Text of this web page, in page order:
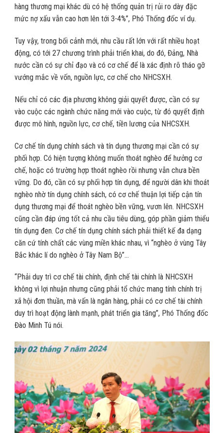
hàng thương mại khác dù có hệ thống quản trị rủi ro dày đặc
mức nợ xấu vẫn cao hơn lên tới 3-4%”, Phó Thống đốc ví dụ.
Tuy vậy, trong bối cảnh mới, nhu cầu rất lớn với rất nhiều hoạt
động, có tới 27 chương trình phải triển khai, do đó, Đảng, Nhà
nước cần có sự chỉ đạo và có cơ chế để là xác định rõ tháo gỡ
vướng mắc về vốn, nguồn lực, cơ chế cho NHCSXH.
Nếu chỉ có các địa phương không giải quyết được, cần có sự
vào cuộc các ngành chức năng mới vào cuộc, từ đó quyết định
được mô hình, nguồn lực, cơ chế, tiền lương của NHCSXH.
Cơ chế tín dụng chính sách và tín dụng thương mại cần có sự
phối hợp. Có hiện tượng không muốn thoát nghèo để hưởng cơ
chế, hoặc có trường hợp thoát nghèo rồi nhưng vẫn chưa bền
vững. Do đó, cần có sự phối hợp tín dụng, để người dân khi thoát
nghèo nhờ tín dụng chính sách, có cơ chế thuận lợi tiếp cận tín
dụng thương mại để thoát nghèo bền vững, vươn lên. NHCSXH
cũng cần đáp ứng tốt cả nhu cầu tiêu dùng, góp phần giảm thiểu
tín dụng đen. Cơ chế tín dụng chính sách phải thiết kế đa dạng
căn cứ tính chất các vùng miền khác nhau, vì “nghèo ở vùng Tây
Bắc khác lí do nghèo ở Tây Nam Bộ”…
“Phải duy trì cơ chế tài chính, định chế tài chính là NHCSXH
không vì lợi nhuận nhưng cũng phải tổ chức mang tính chính trị
xã hội đơn thuần, mà vấn là ngân hàng, phải có cơ chế tài chính
duy trì hoạt động lành mạnh, phát triển gia tăng”, Phó Thống đốc
Đào Minh Tú nói.